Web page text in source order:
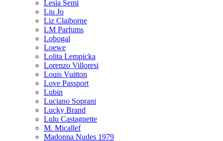
Lesia Semi
Liu Jo
Liz Claiborne
LM Parfums
Lobogal
Loewe
Lolita Lempicka
Lorenzo Villoresi
Louis Vuitton
Love Passport
Lubin
Luciano Soprani
Lucky Brand
Lulu Castagnette
M. Micallef
Madonna Nudes 1979